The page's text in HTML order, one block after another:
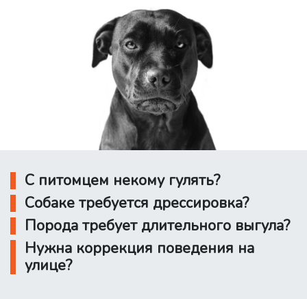
С питомцем некому гулять?
Собаке требуется дрессировка?
Порода требует длительного выгула?
Нужна коррекция поведения на
улице?